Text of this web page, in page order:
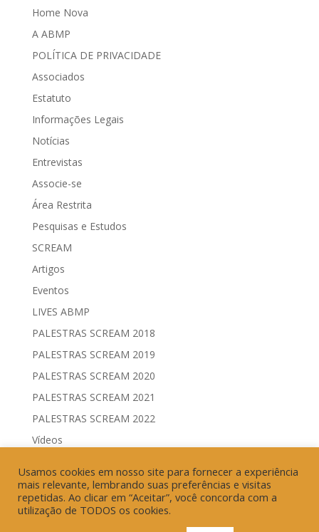
Home Nova
A ABMP
POLÍTICA DE PRIVACIDADE
Associados
Estatuto
Informações Legais
Notícias
Entrevistas
Associe-se
Área Restrita
Pesquisas e Estudos
SCREAM
Artigos
Eventos
LIVES ABMP
PALESTRAS SCREAM 2018
PALESTRAS SCREAM 2019
PALESTRAS SCREAM 2020
PALESTRAS SCREAM 2021
PALESTRAS SCREAM 2022
Vídeos
Geração de Resultados & Eficiência Publicitária
Usamos cookies em nosso site para fornecer a experiência
mais relevante, lembrando suas preferências e visitas
repetidas. Ao clicar em “Aceitar”, você concorda com a
utilização de TODOS os cookies.